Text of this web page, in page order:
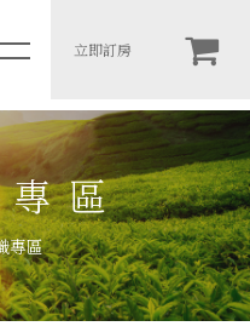
龍茶
简体
立即訂房
專區
專區